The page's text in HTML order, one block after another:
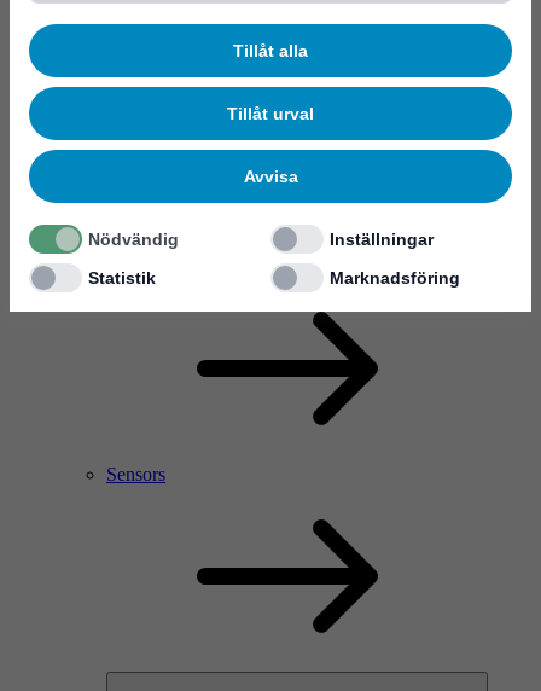
Tillåt alla
Tillåt urval
Avvisa
Nödvändig
Inställningar
Statistik
Marknadsföring
RF Power Amplifier & Microwave Device
Sensors